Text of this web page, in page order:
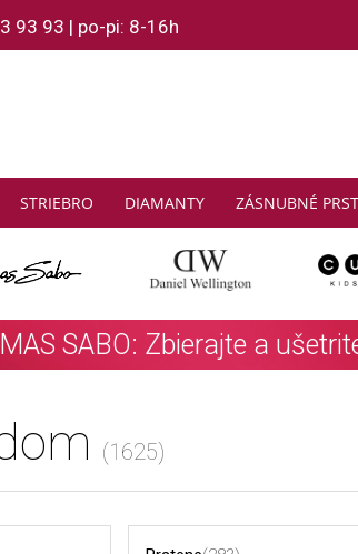
93 93 | po-pi: 8-16h
STRIEBRO DIAMANTY ZÁSNUBNÉ
SOFIA náramkov z
(1625)